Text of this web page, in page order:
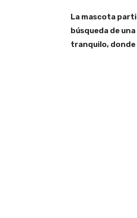
La mascota
búsqueda de
tranquilo, donde